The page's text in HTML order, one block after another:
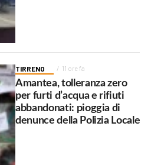
TIRRENO 11 ore fa
Amantea, tolleranza zero
per furti d’acqua e rifiuti
abbandonati: pioggia di
denunce della Polizia Locale